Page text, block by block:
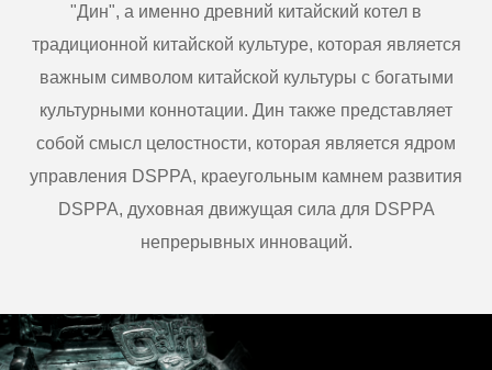
"Дин", а именно древний китайский котел в
традиционной китайской культуре, которая является
важным символом китайской культуры с богатыми
культурными коннотации. Дин также представляет
собой смысл целостности, которая является ядром
управления DSPPA, краеугольным камнем развития
DSPPA, духовная движущая сила для DSPPA
непрерывных инноваций.